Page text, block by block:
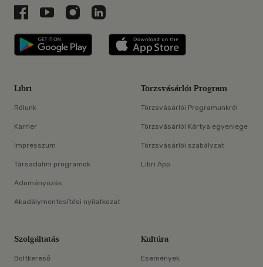
Libri a Facebookon
Libri a Youtube-on
Libri az Instagramon
Libri a LinkedInen
Libri applikáció Szerezd meg: Google
Libri
Rólunk
Karrier
Impresszum
Társadalmi programok
Adományozás
Akadálymentesítési nyilatkozat
Törzsvásárlói Program
Törzsvásárlói Programunkról
Törzsvásárlói Kártya egyenlege
Törzsvásárlói szabályzat
Libri App
Szolgáltatás
Boltkereső
Kultúra
Események